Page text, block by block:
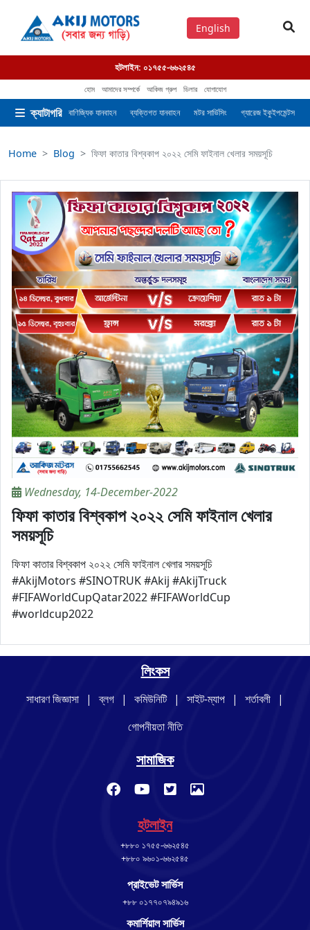
English
হটলাইন: ০১৭৫৫-৬৬২৫৪৫
হোম আমাদের সম্পর্কে আকিজ গ্রুপ ডিলার যোগাযোগ
ক্যাটাগরি বাণিজ্যিক যানবাহন ব্যক্তিগত যানবাহন মটর সার্ভিসিং গ্যারেজ ইকুইপমেন্টস
Home Blog ফিফা কাতার বিশ্বকাপ ২০২২ সেমি ফাইনাল খেলার সময়সূচি
Wednesday, 14-December-2022
ফিফা কাতার বিশ্বকাপ ২০২২ সেমি ফাইনাল খেলার
সময়সূচি
ফিফা কাতার বিশ্বকাপ ২০২২ সেমি ফাইনাল খেলার সময়সূচি
#AkijMotors #SINOTRUK #Akij #AkijTruck
#FIFAWorldCupQatar2022 #FIFAWorldCup
#worldcup2022
লিংকস
সাধারণ জিজ্ঞাসা | ব্লগ | কমিউনিটি | সাইট-ম্যাপ | শর্তাবলী |
গোপনীয়তা নীতি
সামাজিক
হটলাইন
+৮৮০ ১৭৫৫-৬৬২৫৪৫
+৮৮০ ৯৬০১-৬৬২৫৪৫
প্রাইভেট সার্ভিস
+৮৮ ০১৭৭০৭৯৪৯১৬
কমার্শিয়াল সার্ভিস